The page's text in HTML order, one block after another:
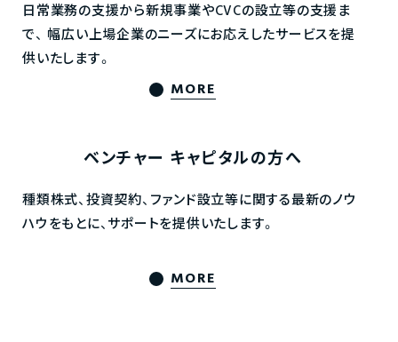
日常業務の支援から新規事業やCVCの設立等の支援ま
で、 幅広い上場企業のニーズにお応えしたサービスを提
供いたします。
MORE
ベンチャー キャピタルの方へ
種類株式、投資契約、ファンド設立等に関する最新のノウ
ハウをもとに、サポートを提供いたします。
MORE